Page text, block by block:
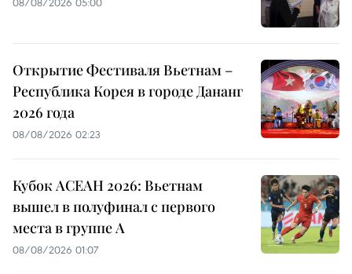
Открытие Фестиваля Вьетнам –
Республика Корея в городе Дананг
2026 года
08/08/2026 02:23
Кубок АСЕАН 2026: Вьетнам
вышел в полуфинал с первого
места в группе A
08/08/2026 01:07